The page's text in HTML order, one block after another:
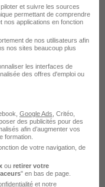
et suivre les sources
permettant de comprendre
nos applications en fonction
de nos utilisateurs afin
nos sites beaucoup plus
les interfaces de
des offres d'emploi ou
Google Ads , Critéo,
des publicités pour des
afin d’augmenter vos
formation.
de votre navigation, de
ou retirer votre
" en bas de page.
et notre